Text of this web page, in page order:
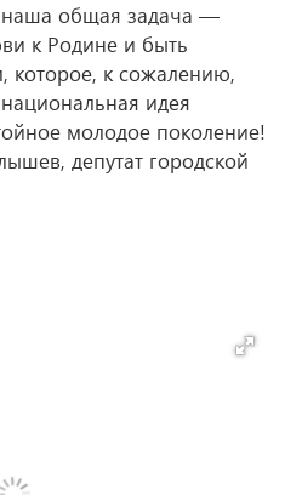
общая задача —
к Родине и быть
которое, к сожалению,
идея
молодое поколение!
депутат городской